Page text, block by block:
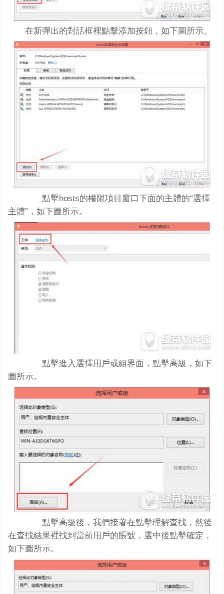
在新彈出的對話框裡點擊添加按鈕，如下圖所示。
點擊hosts的權限項目窗口下面的主體的“選擇
主體”，如下圖所示。
點擊進入選擇用戶或組界面，點擊高級，如下
圖所示。
點擊高級後，我們接著在點擊理解查找，然後
在查找結果裡找到當前用戶的賬號，選中後點擊確定，
如下圖所示。